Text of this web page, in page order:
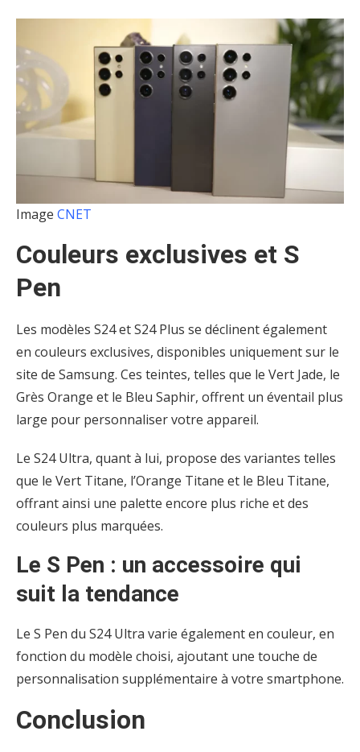
Image CNET
Couleurs exclusives et S
Pen
Les modèles S24 et S24 Plus se déclinent également
en couleurs exclusives, disponibles uniquement sur le
site de Samsung. Ces teintes, telles que le Vert Jade, le
Grès Orange et le Bleu Saphir, offrent un éventail plus
large pour personnaliser votre appareil.
Le S24 Ultra, quant à lui, propose des variantes telles
que le Vert Titane, l’Orange Titane et le Bleu Titane,
offrant ainsi une palette encore plus riche et des
couleurs plus marquées.
Le S Pen : un accessoire qui
suit la tendance
Le S Pen du S24 Ultra varie également en couleur, en
fonction du modèle choisi, ajoutant une touche de
personnalisation supplémentaire à votre smartphone.
Conclusion